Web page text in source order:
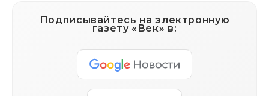
Подписывайтесь на электронную
газету «Век» в: